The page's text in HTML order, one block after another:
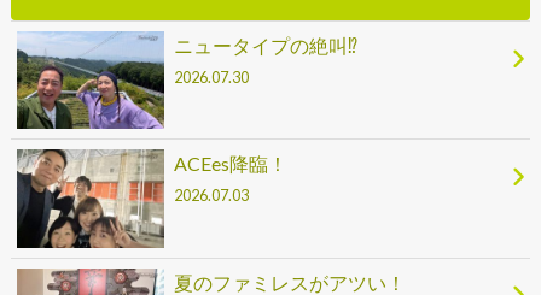
ニュータイプの絶叫⁉
2026.07.30
ACEes降臨！
2026.07.03
夏のファミレスがアツい！